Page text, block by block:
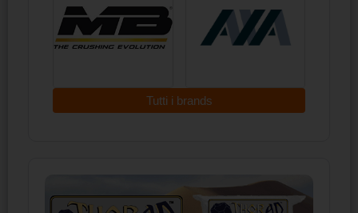
Tutti i brands